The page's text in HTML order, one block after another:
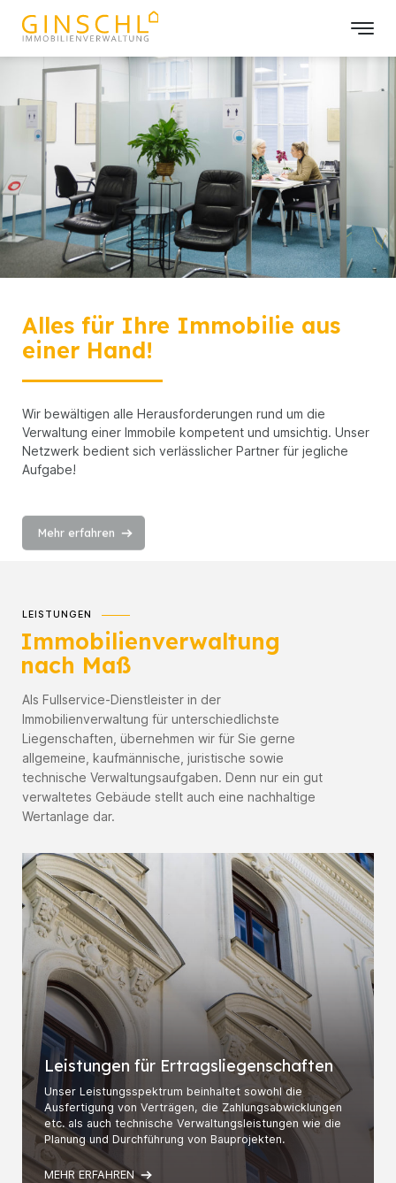
Alles für Ihre Immobilie aus
einer Hand!
Wir bewältigen alle Herausforderungen rund um die
Verwaltung einer Immobile kompetent und umsichtig. Unser
Netzwerk bedient sich verlässlicher Partner für jegliche
Aufgabe!
LEISTUNGEN
Immobilienverwaltung
nach Maß
Als Fullservice-Dienstleister in der
Immobilienverwaltung für unterschiedlichste
Liegenschaften, übernehmen wir für Sie gerne
allgemeine, kaufmännische, juristische sowie
technische Verwaltungsaufgaben. Denn nur ein gut
verwaltetes Gebäude stellt auch eine nachhaltige
Wertanlage dar.
Leistungen für Ertrags­liegen­schaften
Unser Leistungsspektrum beinhaltet sowohl die
Ausfertigung von Verträgen, die Zahlungs­abwicklungen
etc. als auch technische Verwaltungs­leistungen wie die
Planung und Durch­führung von Bauprojekten.
MEHR ERFAHREN